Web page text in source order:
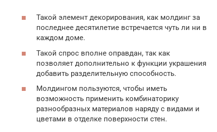
Такой элемент декорирования, как молдинг за
последнее десятилетие встречается чуть ли ни в
каждом доме.
Такой спрос вполне оправдан, так как
позволяет дополнительно к функции украшения
добавить разделительную способность.
Молдингом пользуются, чтобы иметь
возможность применить комбинаторику
разнообразных материалов наряду с видами и
цветами в отделке поверхности стен.